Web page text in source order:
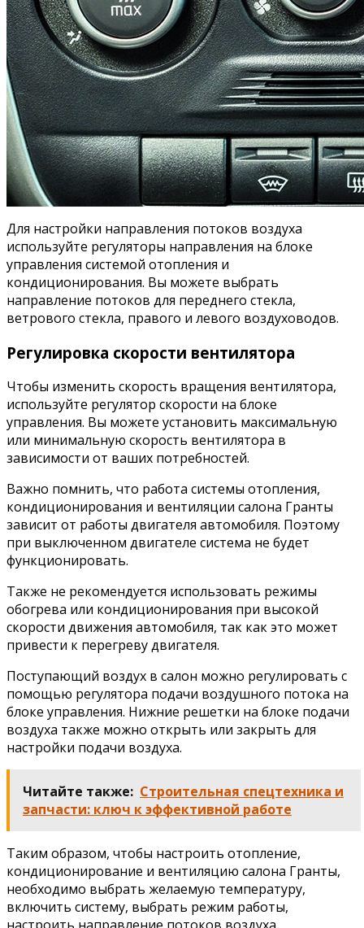
Для настройки направления потоков воздуха
используйте регуляторы направления на блоке
управления системой отопления и
кондиционирования. Вы можете выбрать
направление потоков для переднего стекла,
ветрового стекла, правого и левого воздуховодов.
Регулировка скорости вентилятора
Чтобы изменить скорость вращения вентилятора,
используйте регулятор скорости на блоке
управления. Вы можете установить максимальную
или минимальную скорость вентилятора в
зависимости от ваших потребностей.
Важно помнить, что работа системы отопления,
кондиционирования и вентиляции салона Гранты
зависит от работы двигателя автомобиля. Поэтому
при выключенном двигателе система не будет
функционировать.
Также не рекомендуется использовать режимы
обогрева или кондиционирования при высокой
скорости движения автомобиля, так как это может
привести к перегреву двигателя.
Поступающий воздух в салон можно регулировать с
помощью регулятора подачи воздушного потока на
блоке управления. Нижние решетки на блоке подачи
воздуха также можно открыть или закрыть для
настройки подачи воздуха.
Читайте также: Строительная спецтехника и
запчасти: ключ к эффективной работе
Таким образом, чтобы настроить отопление,
кондиционирование и вентиляцию салона Гранты,
необходимо выбрать желаемую температуру,
включить систему, выбрать режим работы,